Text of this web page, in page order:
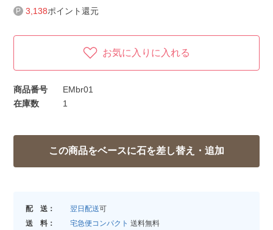
3,138ポイント還元
お気に入りに入れる
商品番号
EMbr01
在庫数
1
配 送： 翌日配送可
送 料：
宅急便コンパクト 送料無料